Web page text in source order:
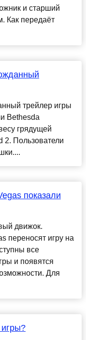
и старший
Как передаёт
трейлер игры
Bethesda
грядущей
2. Пользователи
показали
движок.
переносят игру на
все
и появятся
Для
игры?